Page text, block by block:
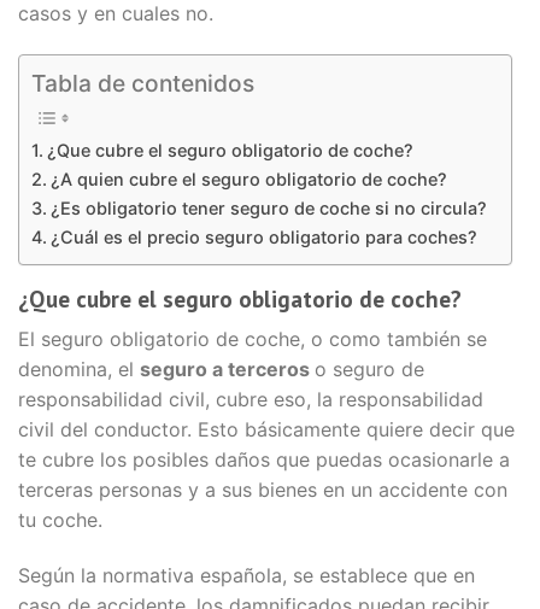
casos y en cuales no.
Tabla de contenidos
¿Que cubre el seguro obligatorio de coche?
¿A quien cubre el seguro obligatorio de coche?
¿Es obligatorio tener seguro de coche si no circula?
¿Cuál es el precio seguro obligatorio para coches?
¿Que cubre el seguro obligatorio de coche?
El seguro obligatorio de coche, o como también se
denomina, el seguro a terceros o seguro de
responsabilidad civil, cubre eso, la responsabilidad
civil del conductor. Esto básicamente quiere decir que
te cubre los posibles daños que puedas ocasionarle a
terceras personas y a sus bienes en un accidente con
tu coche.
Según la normativa española, se establece que en